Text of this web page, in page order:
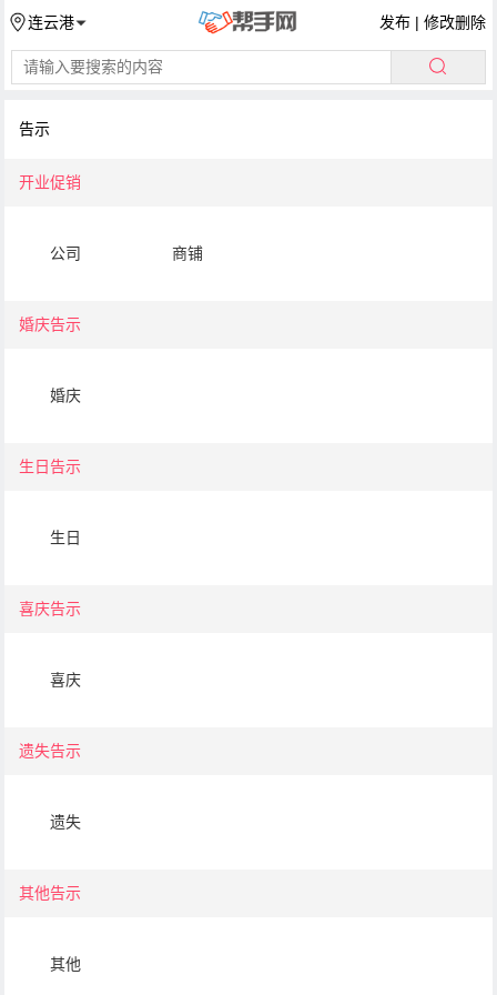
连云港 发布 |修改删除
告示
开业促销
公司 商铺
婚庆告示
婚庆
生日告示
生日
喜庆告示
喜庆
遗失告示
遗失
其他告示
其他